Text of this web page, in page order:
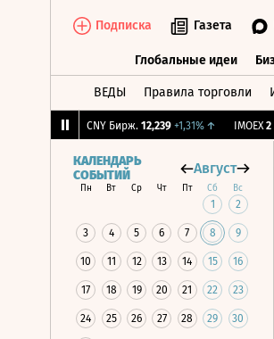
Подписка Газета
Глобальные идеи
ВЕДЫ Правила торговли
CNY Бирж. 12,239 +1,31%↑ IMOEX 2
КАЛЕНДАРЬ
СОБЫТИЙ
Август
Пн Вт Ср Чт Пт Сб Вс
1 2
3 4 5 6 7 8 9
10 11 12 13 14 15 16
17 18 19 20 21 22 23
24 25 26 27 28 29 30